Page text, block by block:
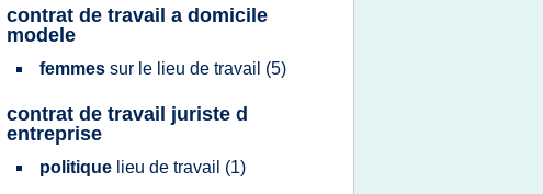
contrat de travail a domicile
modele
femmes sur le lieu de travail (5)
contrat de travail juriste d
entreprise
politique lieu de travail (1)